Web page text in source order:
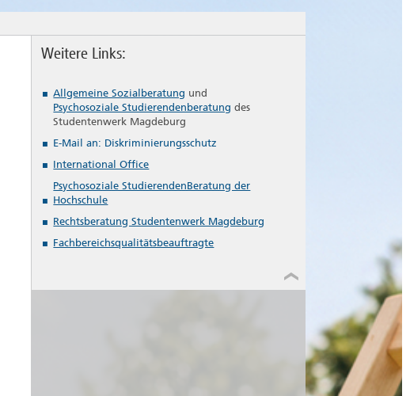
Weitere Links:
Allgemeine Sozialberatung und
Psychosoziale Studierendenberatung des
Studentenwerk Magdeburg
E-Mail an: Diskriminierungsschutz
International Office
Psychosoziale StudierendenBeratung der
Hochschule
Rechtsberatung Studentenwerk Magdeburg
Fachbereichsqualitätsbeauftragte